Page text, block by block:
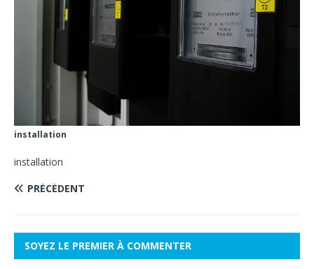
installation
installation
PRÉCÉDENT
SOYEZ LE PREMIER À COMMENTER